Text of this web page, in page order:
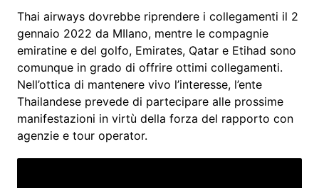
Thai airways dovrebbe riprendere i collegamenti il 2
gennaio 2022 da MIlano, mentre le compagnie
emiratine e del golfo, Emirates, Qatar e Etihad sono
comunque in grado di offrire ottimi collegamenti.
Nell’ottica di mantenere vivo l’interesse, l’ente
Thailandese prevede di partecipare alle prossime
manifestazioni in virtù della forza del rapporto con
agenzie e tour operator.